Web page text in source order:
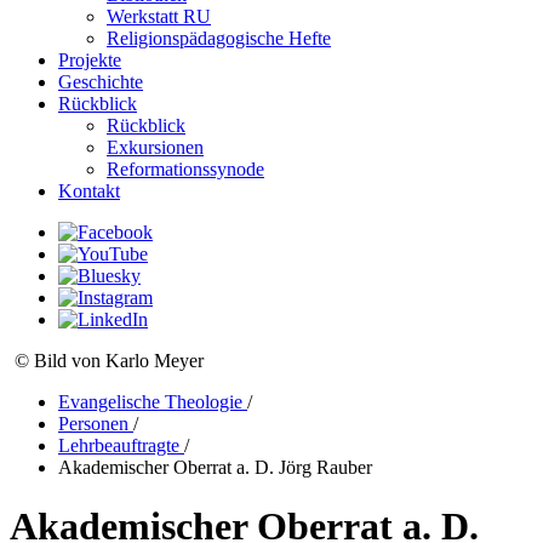
Werkstatt RU
Religionspädagogische Hefte
Projekte
Geschichte
Rückblick
Rückblick
Exkursionen
Reformationssynode
Kontakt
© Bild von Karlo Meyer
Evangelische Theologie /
Personen /
Lehrbeauftragte /
Akademischer Oberrat a. D. Jörg Rauber
Akademischer Oberrat a. D.